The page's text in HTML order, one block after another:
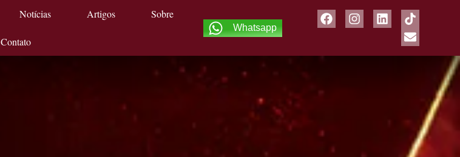
Notícias Artigos Sobre
Contato
Whatsapp